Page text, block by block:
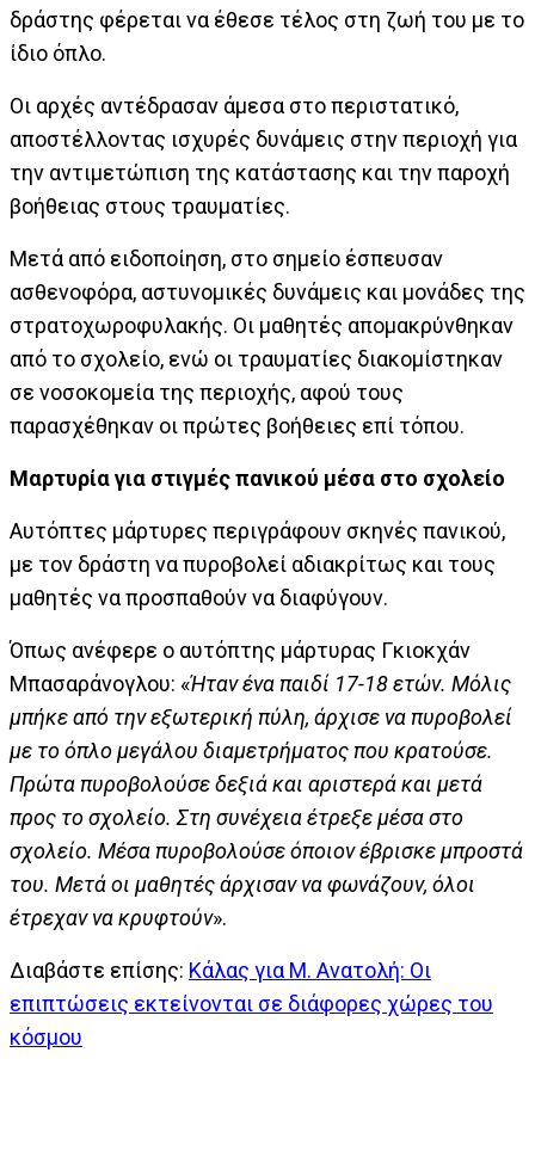
δράστης φέρεται να έθεσε τέλος στη ζωή του με το
ίδιο όπλο.
Οι αρχές αντέδρασαν άμεσα στο περιστατικό,
αποστέλλοντας ισχυρές δυνάμεις στην περιοχή για
την αντιμετώπιση της κατάστασης και την παροχή
βοήθειας στους τραυματίες.
Μετά από ειδοποίηση, στο σημείο έσπευσαν
ασθενοφόρα, αστυνομικές δυνάμεις και μονάδες της
στρατοχωροφυλακής. Οι μαθητές απομακρύνθηκαν
από το σχολείο, ενώ οι τραυματίες διακομίστηκαν
σε νοσοκομεία της περιοχής, αφού τους
παρασχέθηκαν οι πρώτες βοήθειες επί τόπου.
Μαρτυρία για στιγμές πανικού μέσα στο σχολείο
Αυτόπτες μάρτυρες περιγράφουν σκηνές πανικού,
με τον δράστη να πυροβολεί αδιακρίτως και τους
μαθητές να προσπαθούν να διαφύγουν.
Όπως ανέφερε ο αυτόπτης μάρτυρας Γκιοκχάν
Μπασαράνογλου: «Ήταν ένα παιδί 17-18 ετών. Μόλις
μπήκε από την εξωτερική πύλη, άρχισε να πυροβολεί
με το όπλο μεγάλου διαμετρήματος που κρατούσε.
Πρώτα πυροβολούσε δεξιά και αριστερά και μετά
προς το σχολείο. Στη συνέχεια έτρεξε μέσα στο
σχολείο. Μέσα πυροβολούσε όποιον έβρισκε μπροστά
του. Μετά οι μαθητές άρχισαν να φωνάζουν, όλοι
έτρεχαν να κρυφτούν».
Διαβάστε επίσης: Κάλας για Μ. Ανατολή: Οι
επιπτώσεις εκτείνονται σε διάφορες χώρες του
κόσμου